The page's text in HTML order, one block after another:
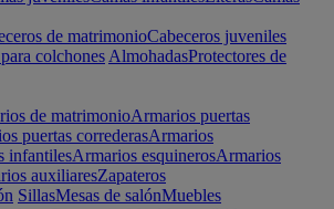
de matrimonioCabeceros juveniles
colchones AlmohadasProtectores de
de matrimonioArmarios puertas
puertas correderasArmarios
infantilesArmarios esquinerosArmarios
auxiliaresZapateros
SillasMesas de salónMuebles